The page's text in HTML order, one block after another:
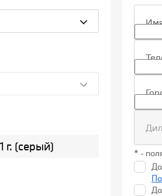
г. (серый)
* -